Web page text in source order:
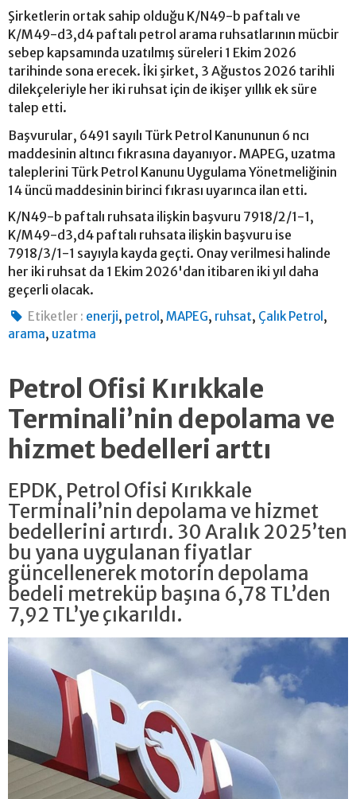
Şirketlerin ortak sahip olduğu K/N49-b paftalı ve
K/M49-d3,d4 paftalı petrol arama ruhsatlarının mücbir
sebep kapsamında uzatılmış süreleri 1 Ekim 2026
tarihinde sona erecek. İki şirket, 3 Ağustos 2026 tarihli
dilekçeleriyle her iki ruhsat için de ikişer yıllık ek süre
talep etti.
Başvurular, 6491 sayılı Türk Petrol Kanununun 6 ncı
maddesinin altıncı fıkrasına dayanıyor. MAPEG, uzatma
taleplerini Türk Petrol Kanunu Uygulama Yönetmeliğinin
14 üncü maddesinin birinci fıkrası uyarınca ilan etti.
K/N49-b paftalı ruhsata ilişkin başvuru 7918/2/1-1,
K/M49-d3,d4 paftalı ruhsata ilişkin başvuru ise
7918/3/1-1 sayıyla kayda geçti. Onay verilmesi halinde
her iki ruhsat da 1 Ekim 2026'dan itibaren iki yıl daha
geçerli olacak.
Etiketler : enerji, petrol ,MAPEG, ruhsat, Çalık Petrol ,
arama, uzatma
Petrol Ofisi Kırıkkale
Terminali’nin depolama ve
hizmet bedelleri arttı
EPDK, Petrol Ofisi Kırıkkale
Terminali’nin depolama ve hizmet
bedellerini artırdı. 30 Aralık 2025’ten
bu yana uygulanan fiyatlar
güncellenerek motorin depolama
bedeli metreküp başına 6,78 TL’den
7,92 TL’ye çıkarıldı.